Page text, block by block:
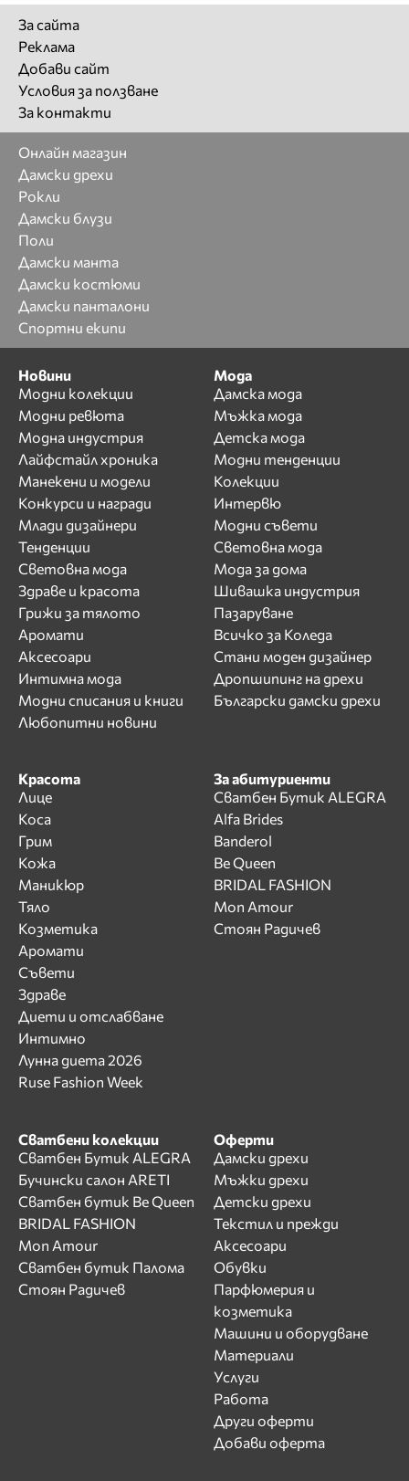
За сайта
Реклама
Добави сайт
Условия за ползване
За контакти
Онлайн магазин
Дамски дрехи
Рокли
Дамски блузи
Поли
Дамски манта
Дамски костюми
Дамски панталони
Спортни екипи
Новини
Модни колекции
Модни ревюта
Модна индустрия
Лайфстайл хроника
Манекени и модели
Конкурси и награди
Млади дизайнери
Тенденции
Световна мода
Здраве и красота
Грижи за тялото
Аромати
Аксесоари
Интимна мода
Модни списания и книги
Любопитни новини
Мода
Дамска мода
Мъжка мода
Детска мода
Модни тенденции
Колекции
Интервю
Модни съвети
Световна мода
Мода за дома
Шивашка индустрия
Пазаруване
Всичко за Коледа
Стани моден дизайнер
Дропшипинг на дрехи
Български дамски дрехи
Красота
Лице
Коса
Грим
Кожа
Маникюр
Тяло
Козметика
Аромати
Съвети
Здраве
Диети и отслабване
Интимно
Лунна диета 2026
Ruse Fashion Week
За абитуриенти
Сватбен Бутик ALEGRA
Alfa Brides
Banderol
Be Queen
BRIDAL FASHION
Mon Amour
Стоян Радичев
Сватбени колекции
Сватбен Бутик ALEGRA
Бучински салон ARETI
Сватбен бутик Be Queen
BRIDAL FASHION
Mon Amour
Сватбен бутик Палома
Стоян Радичев
Оферти
Дамски дрехи
Мъжки дрехи
Детски дрехи
Текстил и прежди
Аксесоари
Обувки
Парфюмерия и
козметика
Машини и оборудване
Материали
Услуги
Работа
Други оферти
Добави оферта